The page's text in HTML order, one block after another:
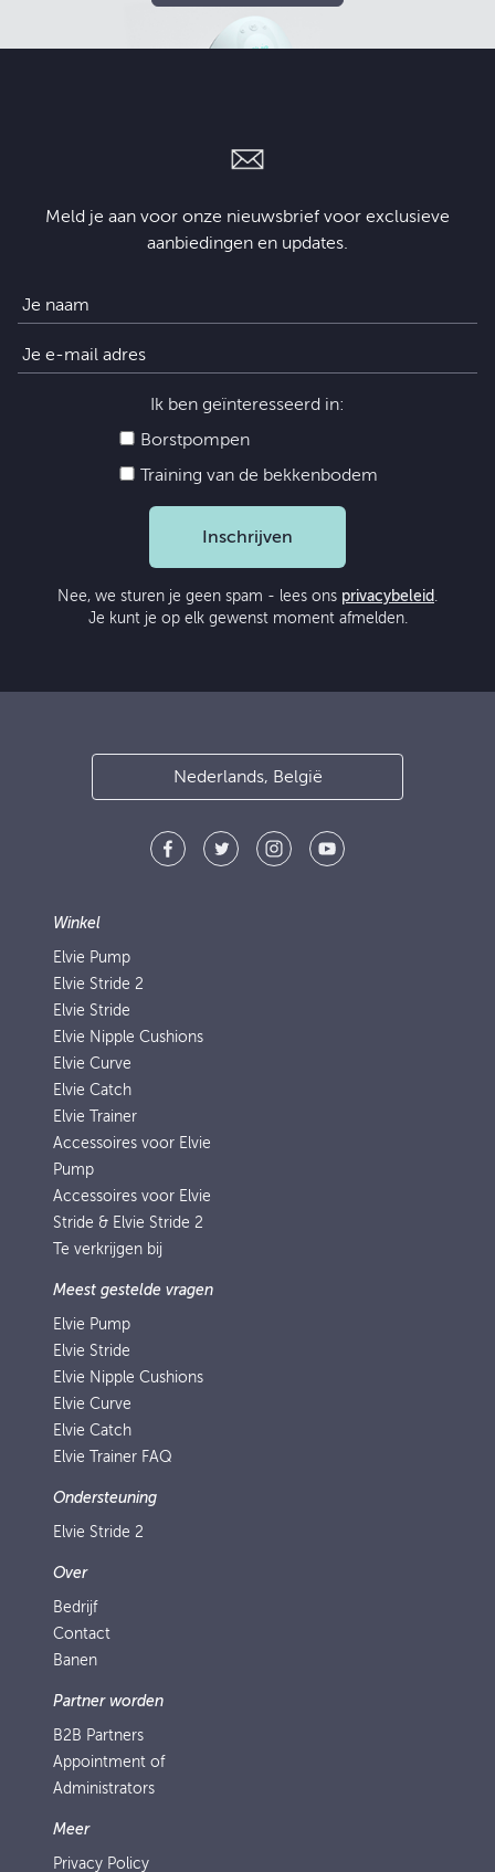
Meld je aan voor onze nieuwsbrief voor exclusieve
aanbiedingen en updates.
Ik ben geïnteresseerd in:
Borstpompen
Training van de bekkenbodem
Inschrijven
Nee, we sturen je geen spam - lees ons privacybeleid .
Je kunt je op elk gewenst moment afmelden.
Nederlands, België
Winkel
Elvie Pump
Elvie Stride 2
Elvie Stride
Elvie Nipple Cushions
Elvie Curve
Elvie Catch
Elvie Trainer
Accessoires voor Elvie
Pump
Accessoires voor Elvie
Stride & Elvie Stride 2
Te verkrijgen bij
Meest gestelde vragen
Elvie Pump
Elvie Stride
Elvie Nipple Cushions
Elvie Curve
Elvie Catch
Elvie Trainer FAQ
Ondersteuning
Elvie Stride 2
Over
Bedrijf
Contact
Banen
Partner worden
B2B Partners
Appointment of
Administrators
Meer
Privacy Policy